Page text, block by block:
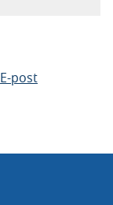
E-post